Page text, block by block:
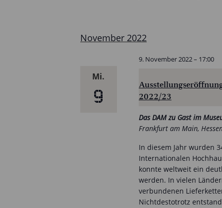
November 2022
Mi.
9
2022/23
9. November 2022 – 17:00
Das DAM zu Gast im
Frankfurt am Main,
In diesem Jahr wurden
Internationalen
konnte weltweit ein
werden. In vielen
verbundenen
Nichtdestotrotz